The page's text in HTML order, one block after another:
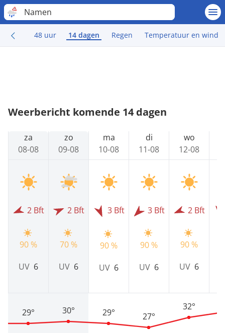
Namen
48 uur 14 dagen Regen Temperatuur en wind
Weerbericht komende 14 dagen
za
08-08
2 Bft
90 %
UV 6
29°
zo
09-08
2 Bft
70 %
UV 6
30°
ma
10-08
3 Bft
90 %
UV 6
29°
di
11-08
3 Bft
90 %
UV 6
27°
wo
12-08
2 Bft
90 %
UV 6
32°